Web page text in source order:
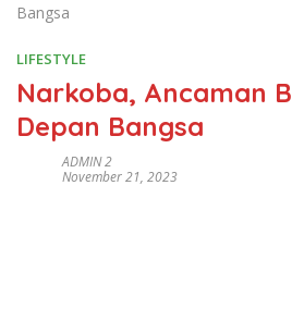
Bangsa
LIFESTYLE
Narkoba, Ancaman
Depan Bangsa
ADMIN 2
November 21, 2023